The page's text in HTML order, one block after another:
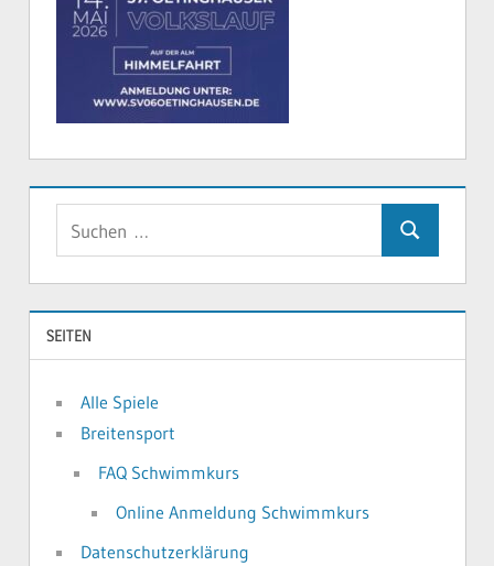
Suchen
SEITEN
Alle Spiele
Breitensport
FAQ Schwimmkurs
Online Anmeldung Schwimmkurs
Datenschutzerklärung